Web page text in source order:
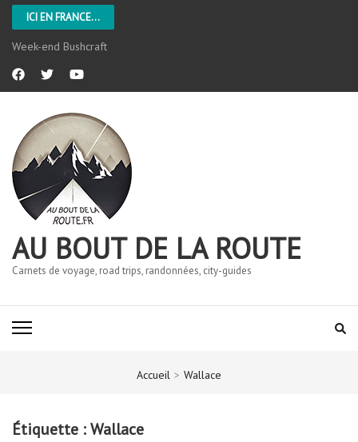
ICI EN FRANCE...
Week-end Bushcraft
AU BOUT DE LA ROUTE
Carnets de voyage, road trips, randonnées, city-guides
Accueil > Wallace
Étiquette :Wallace